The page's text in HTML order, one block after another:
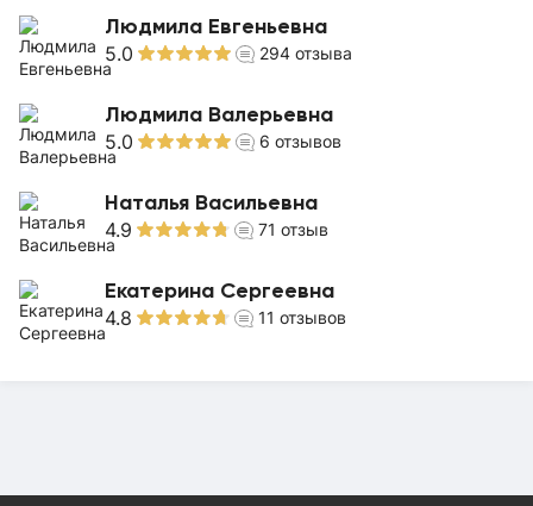
Людмила Евгеньевна
5.0 294 отзыва
Людмила Валерьевна
5.0 6 отзывов
Наталья Васильевна
4.9 71 отзыв
Екатерина Сергеевна
4.8 11 отзывов